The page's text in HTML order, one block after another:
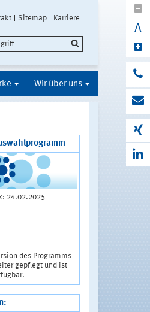
Sitemap Karriere
A
Wir über uns
24.02.2025
des Programms
gepflegt und ist